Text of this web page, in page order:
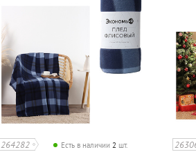
264282 Есть в наличии2 шт.